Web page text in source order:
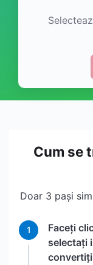
Cum se
Doar 3 pași
1
Faceți
selectați